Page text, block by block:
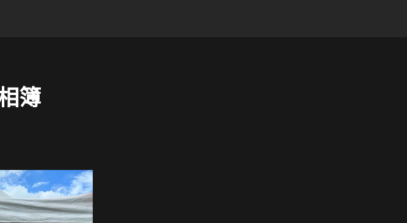
簿